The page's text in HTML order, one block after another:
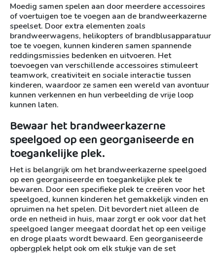
Moedig samen spelen aan door meerdere accessoires
of voertuigen toe te voegen aan de brandweerkazerne
speelset. Door extra elementen zoals
brandweerwagens, helikopters of brandblusapparatuur
toe te voegen, kunnen kinderen samen spannende
reddingsmissies bedenken en uitvoeren. Het
toevoegen van verschillende accessoires stimuleert
teamwork, creativiteit en sociale interactie tussen
kinderen, waardoor ze samen een wereld van avontuur
kunnen verkennen en hun verbeelding de vrije loop
kunnen laten.
Bewaar het brandweerkazerne
speelgoed op een georganiseerde en
toegankelijke plek.
Het is belangrijk om het brandweerkazerne speelgoed
op een georganiseerde en toegankelijke plek te
bewaren. Door een specifieke plek te creëren voor het
speelgoed, kunnen kinderen het gemakkelijk vinden en
opruimen na het spelen. Dit bevordert niet alleen de
orde en netheid in huis, maar zorgt er ook voor dat het
speelgoed langer meegaat doordat het op een veilige
en droge plaats wordt bewaard. Een georganiseerde
opbergplek helpt ook om elk stukje van de set